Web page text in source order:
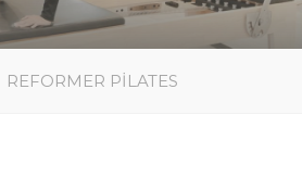
REFORMER PİLATES